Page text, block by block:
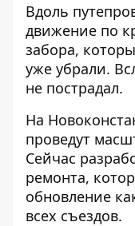
Вдоль
движение по
забора,
уже убрали.
не пострадал.
На
проведут
Сейчас
ремонта,
обновление
всех съездов.